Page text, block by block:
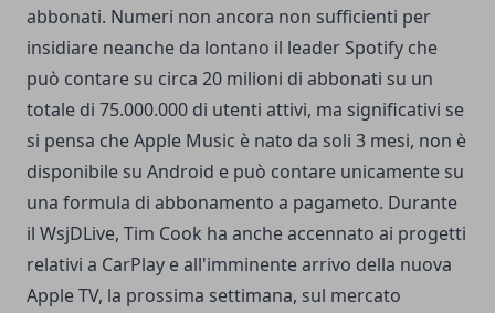
abbonati. Numeri non ancora non sufficienti per
insidiare neanche da lontano il leader Spotify che
può contare su circa 20 milioni di abbonati su un
totale di 75.000.000 di utenti attivi, ma significativi se
si pensa che Apple Music è nato da soli 3 mesi, non è
disponibile su Android e può contare unicamente su
una formula di abbonamento a pagameto. Durante
il WsjDLive, Tim Cook ha anche accennato ai progetti
relativi a CarPlay e all'imminente arrivo della nuova
Apple TV, la prossima settimana, sul mercato